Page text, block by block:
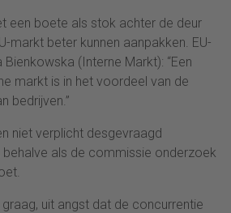
een boete als stok achter de deur
markt beter kunnen aanpakken. EU-
(Interne Markt): “Een
markt is in het voordeel van de
bedrijven.”
niet verplicht desgevraagd
als de commissie onderzoek
uit angst dat de concurrentie